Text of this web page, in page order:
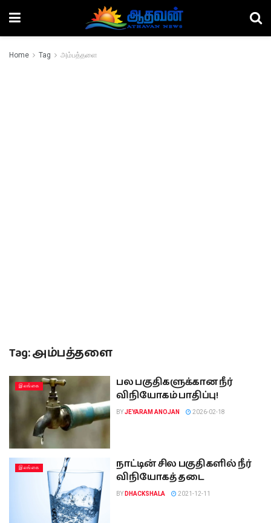
Home Tag அம்பத்தளை
Tag:அம்பத்தளை
இலங்கை
பல பகுதிகளுக்கான நீர்
விநியோகம் பாதிப்பு!
BYJEYARAM ANOJAN 2026-02-18
இலங்கை
நாட்டின் சில பகுதிகளில் நீர்
விநியோகத் தடை
BY DHACKSHALA 2021-12-11